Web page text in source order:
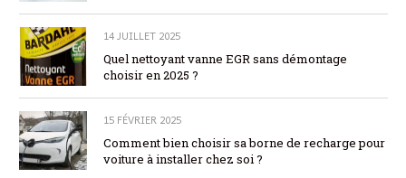
14 JUILLET 2025
Quel nettoyant vanne EGR sans démontage
choisir en 2025 ?
15 FÉVRIER 2025
Comment bien choisir sa borne de recharge pour
voiture à installer chez soi ?